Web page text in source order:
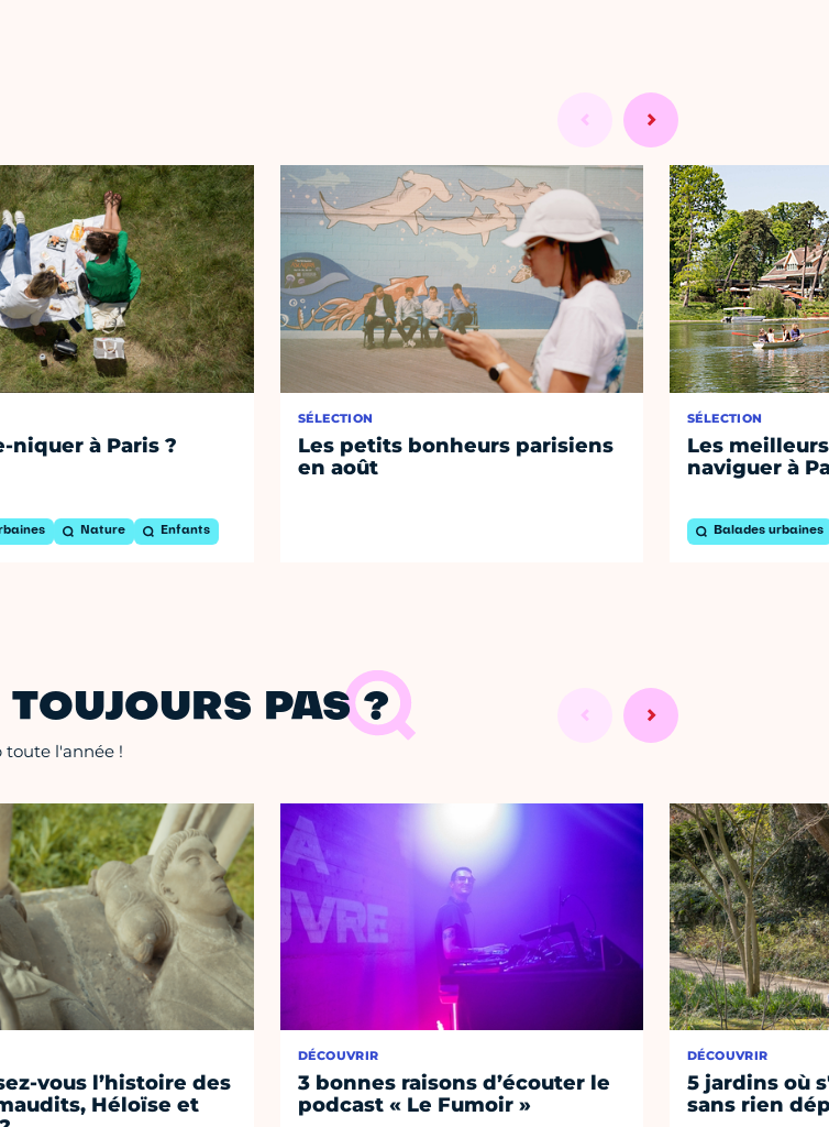
niquer à Paris ?
Nature Enfants
SÉLECTION
Les petits bonheurs parisiens
en août
SÉLECTION
Les
naviguer à
Balades urbaines
PAS ?
toute l'année !
vous l’histoire des
Héloïse et
DÉCOUVRIR
3 bonnes raisons d’écouter le
podcast « Le Fumoir »
DÉCOUVRIR
5 jardins où
sans rien